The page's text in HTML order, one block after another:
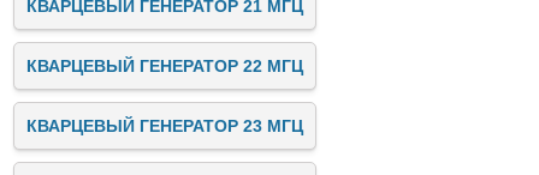
КВАРЦЕВЫЙ ГЕНЕРАТОР 21 МГЦ
КВАРЦЕВЫЙ ГЕНЕРАТОР 22 МГЦ
КВАРЦЕВЫЙ ГЕНЕРАТОР 23 МГЦ